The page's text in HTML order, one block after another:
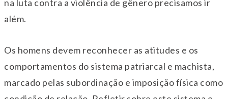
na luta contra a violência de gênero precisamos ir
além.
Os homens devem reconhecer as atitudes e os
comportamentos do sistema patriarcal e machista,
marcado pelas subordinação e imposição física como